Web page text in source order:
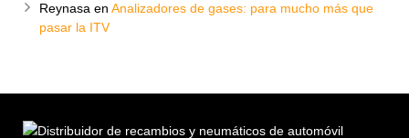
Reynasa en Analizadores de gases: para mucho más que
pasar la ITV